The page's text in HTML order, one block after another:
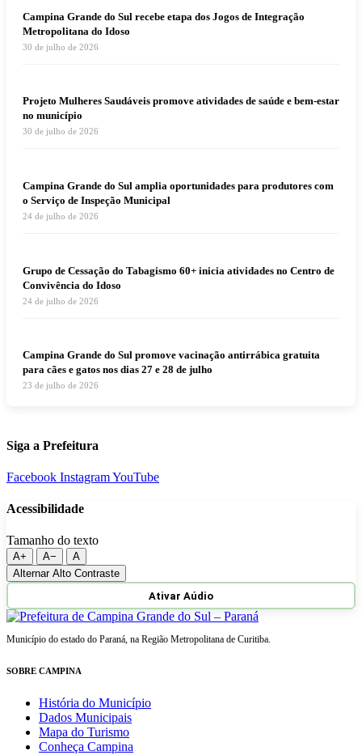
Campina Grande do Sul recebe etapa dos Jogos de Integração
Metropolitana do Idoso
30 de julho de 2026
Projeto Mulheres Saudáveis promove atividades de saúde e bem-estar
no município
30 de julho de 2026
Campina Grande do Sul amplia oportunidades para produtores com
o Serviço de Inspeção Municipal
24 de julho de 2026
Grupo de Cessação do Tabagismo 60+ inicia atividades no Centro de
Convivência do Idoso
24 de julho de 2026
Campina Grande do Sul promove vacinação antirrábica gratuita
para cães e gatos nos dias 27 e 28 de julho
23 de julho de 2026
Siga a Prefeitura
Facebook InstagramYouTube
Acessibilidade
Tamanho do texto
A+ A−
A
Alternar Alto Contraste
Ativar Aúdio
Município do estado do Paraná, na Região Metropolitana de Curitiba.
SOBRE CAMPINA
História do Município
Dados Municipais
Mapa do Turismo
Conheça Campina